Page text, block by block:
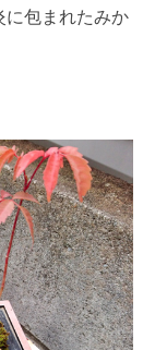
に包まれたみか